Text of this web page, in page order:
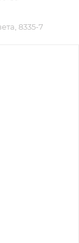
8335-7